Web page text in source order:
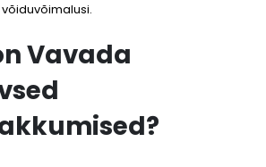
Vavada